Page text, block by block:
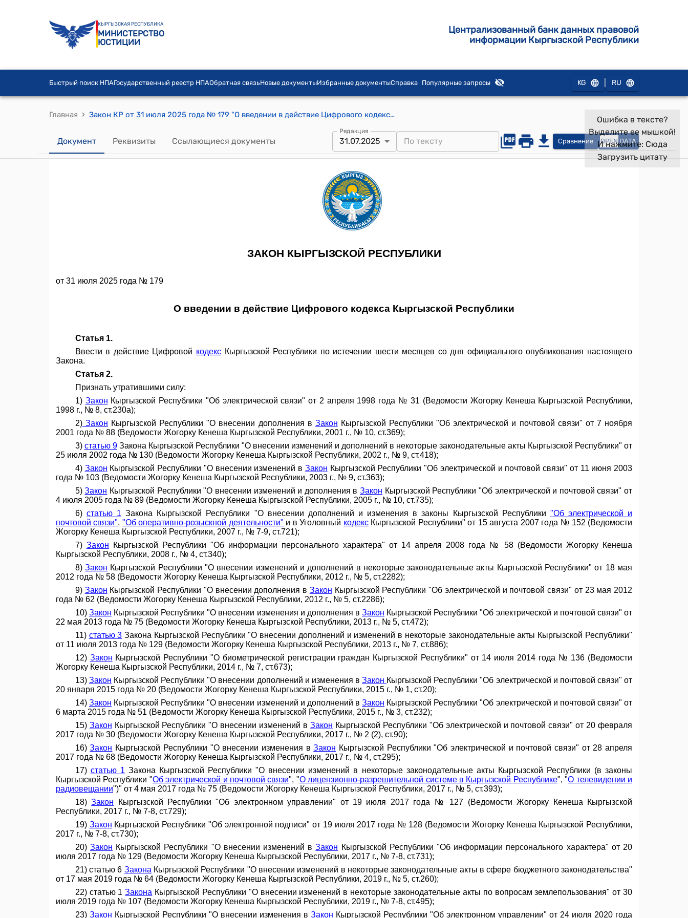
КЫРГЫЗСКАЯ РЕСПУБЛИКА
МИНИСТЕРСТВО
ЮСТИЦИИ
Централизованный банк данных правовой
информации Кыргызской Республики
Быстрый поиск НПАГосударственный реестр НПАОбратная связьНовые документыИзбранные документыСправка Популярные запросы KG RU
Главная › Закон КР от 31 июля 2025 года № 179 "О введении в действие Цифрового кодекса Кыргызской Республики"
Документ Реквизиты Ссылающиеся документы
Редакция
31.07.2025 Сравнение OPEN DATA
Ошибка в тексте?
Выделите ее мышкой!
И нажмите: Сюда
Загрузить цитату